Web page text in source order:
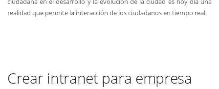
realidad que permite la interacción de los ciudadanos en tiempo real.
Crear intranet para empresa